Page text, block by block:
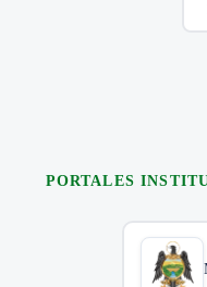
PORTALES